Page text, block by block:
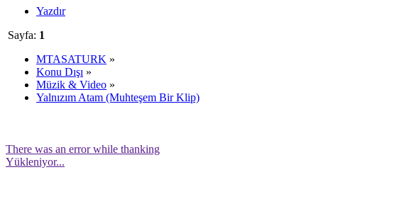
Yazdır
Sayfa: 1
MTASATURK »
Konu Dışı »
Müzik & Video »
Yalnızım Atam (Muhteşem Bir Klip)
There was an error while thanking
Yükleniyor...